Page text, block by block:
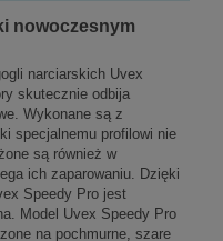
nowoczesnym
narciarskich Uvex
skutecznie odbija
Wykonane są z
specjalnemu profilowi nie
są również w
ich zaparowaniu. Dzięki
Speedy Pro jest
Model Uvex Speedy Pro
na pochmurne, szare